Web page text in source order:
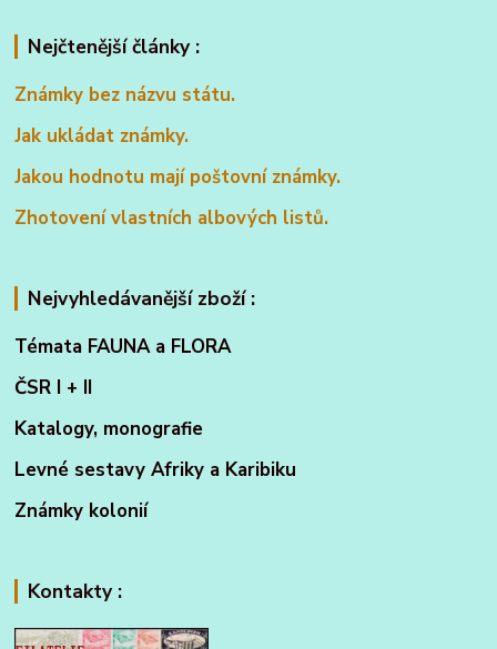
Nejčtenější články :
Známky bez názvu státu.
Jak ukládat známky.
Jakou hodnotu mají poštovní známky.
Zhotovení vlastních albových listů.
Nejvyhledávanější zboží :
Témata FAUNA a FLORA
ČSR I + II
Katalogy, monografie
Levné sestavy Afriky a Karibiku
Známky kolonií
Kontakty :